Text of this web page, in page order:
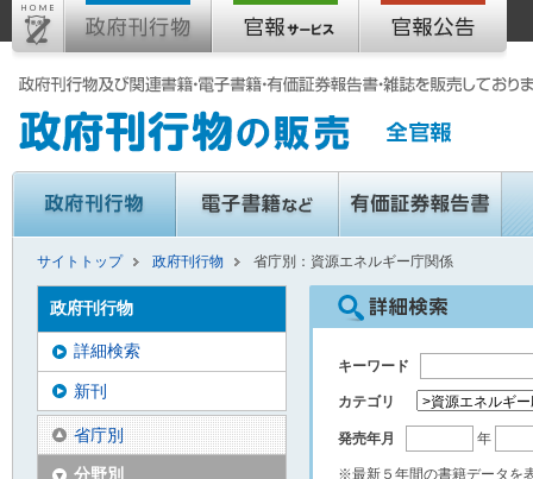
サイトトップ 政府刊行物 省庁別：資源エネルギー庁関係
キーワード
カテゴリ
発売年月 年
※最新５年間の書籍データを
政府刊行物
詳細検索
新刊
省庁別
分野別